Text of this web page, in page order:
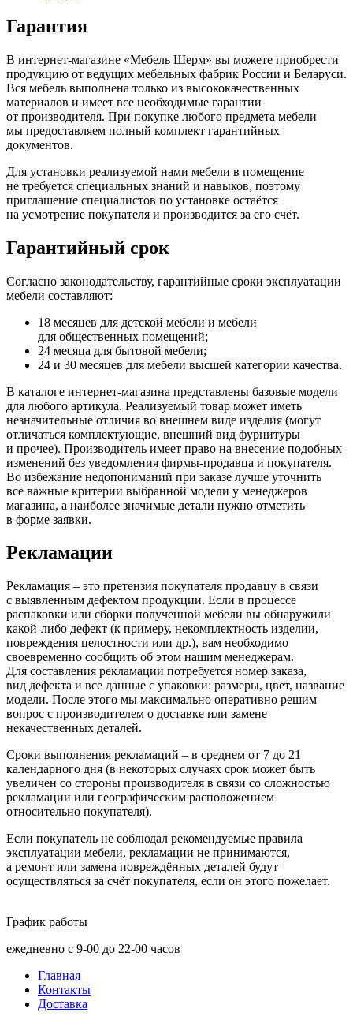
Гарантия
В интернет-магазине «Мебель Шерм» вы можете приобрести
продукцию от ведущих мебельных фабрик России и Беларуси.
Вся мебель выполнена только из высококачественных
материалов и имеет все необходимые гарантии
от производителя. При покупке любого предмета мебели
мы предоставляем полный комплект гарантийных
документов.
Для установки реализуемой нами мебели в помещение
не требуется специальных знаний и навыков, поэтому
приглашение специалистов по установке остаётся
на усмотрение покупателя и производится за его счёт.
Гарантийный срок
Согласно законодательству, гарантийные сроки эксплуатации
мебели составляют:
18 месяцев для детской мебели и мебели
для общественных помещений;
24 месяца для бытовой мебели;
24 и 30 месяцев для мебели высшей категории качества.
В каталоге интернет-магазина представлены базовые модели
для любого артикула. Реализуемый товар может иметь
незначительные отличия во внешнем виде изделия (могут
отличаться комплектующие, внешний вид фурнитуры
и прочее). Производитель имеет право на внесение подобных
изменений без уведомления фирмы-продавца и покупателя.
Во избежание недопониманий при заказе лучше уточнить
все важные критерии выбранной модели у менеджеров
магазина, а наиболее значимые детали нужно отметить
в форме заявки.
Рекламации
Рекламация – это претензия покупателя продавцу в связи
с выявленным дефектом продукции. Если в процессе
распаковки или сборки полученной мебели вы обнаружили
какой-либо дефект (к примеру, некомплектность изделии,
повреждения целостности или др.), вам необходимо
своевременно сообщить об этом нашим менеджерам.
Для составления рекламации потребуется номер заказа,
вид дефекта и все данные с упаковки: размеры, цвет, название
модели. После этого мы максимально оперативно решим
вопрос с производителем о доставке или замене
некачественных деталей.
Сроки выполнения рекламаций – в среднем от 7 до 21
календарного дня (в некоторых случаях срок может быть
увеличен со стороны производителя в связи со сложностью
рекламации или географическим расположением
относительно покупателя).
Если покупатель не соблюдал рекомендуемые правила
эксплуатации мебели, рекламации не принимаются,
а ремонт или замена повреждённых деталей будут
осуществляться за счёт покупателя, если он этого пожелает.
График работы
ежедневно с 9-00 до 22-00 часов
Главная
Контакты
Доставка